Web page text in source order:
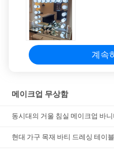
케
이
스
계속
메이크업 무상함
동시대의 거울 침실 메이크업 바
현대 가구 목재 바티 드레싱 테이